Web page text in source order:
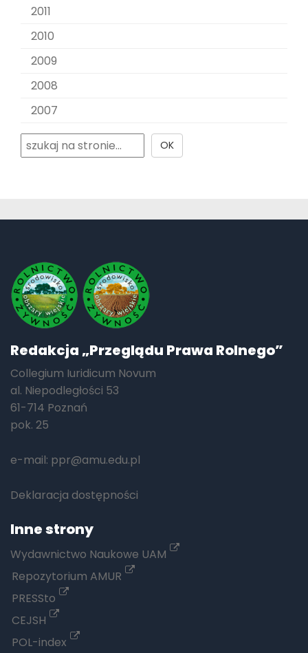
2011
2010
2009
2008
2007
Redakcja „Przeglądu Prawa Rolnego”
Collegium Iuridicum Novum
al. Niepodległości 53
61-714 Poznań
pok. 25
e-mail: ppr@amu.edu.pl
Deklaracja dostępności
Inne strony
Wydawnictwo Naukowe UAM
Repozytorium AMUR
PRESSto
CEJSH
POL-index